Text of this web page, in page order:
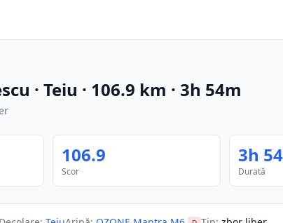
· Teiu · 106.9 km · 3h 54m
106.9
Scor
3h
Durată